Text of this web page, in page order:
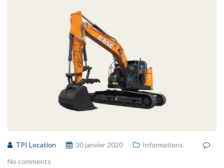
TPI Location 30 janvier 2020
Informations
No comments